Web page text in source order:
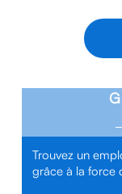
Trouvez un
grâce à la force